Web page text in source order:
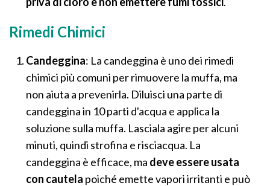
Rimedi Chimici
Candeggina: La candeggina è uno dei rimedi
chimici più comuni per rimuovere la muffa, ma
non aiuta a prevenirla. Diluisci una parte di
candeggina in 10 parti d'acqua e applica la
soluzione sulla muffa. Lasciala agire per alcuni
minuti, quindi strofina e risciacqua. La
candeggina è efficace, ma deve essere usata
con cautela poiché emette vapori irritanti e può